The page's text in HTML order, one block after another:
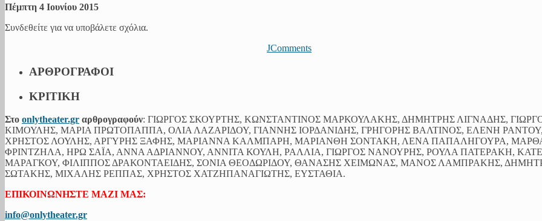
Πέμπτη 4 Ιουνίου 2015
Συνδεθείτε για να υποβάλετε σχόλια.
JComments
ΑΡΘΡΟΓΡΑΦΟΙ
ΚΡΙΤΙΚΗ
Στο onlytheater.gr αρθρογραφούν: ΓΙΩΡΓΟΣ ΣΚΟΥΡΤΗΣ, ΚΩΝΣΤΑΝΤΙΝΟΣ ΜΑΡΚΟΥΛΑΚΗΣ, ΔΗΜΗΤΡΗΣ ΛΙΓΝΑΔΗΣ,
ΚΙΜΟΥΛΗΣ, ΜΑΡΙΑ ΠΡΩΤΟΠΑΠΠΑ, ΟΛΙΑ ΛΑΖΑΡΙΔΟΥ, ΓΙΑΝΝΗΣ ΙΟΡΔΑΝΙΔΗΣ, ΓΡΗΓΟΡΗΣ ΒΑΛΤΙΝΟΣ, ΕΛΕΝΗ ΡΑΝΤΟΥ,
ΧΡΗΣΤΟΣ ΛΟΥΛΗΣ, ΑΡΓΥΡΗΣ ΞΑΦΗΣ, ΜΑΡΙΑΝΝΑ ΚΑΛΜΠΑΡΗ, ΜΑΡΙΑΝΘΗ ΣΟΝΤΑΚΗ, ΛΕΝΑ ΠΑΠΑΛΗΓΟΥΡΑ,
ΦΡΙΝΤΖΗΛΑ, ΗΡΩ ΣΑΪΑ, ΑΝΝΑ ΑΔΡΙΑΝΝΟΥ, ΑΝΝΙΤΑ ΚΟΥΛΗ, ΡΑΛΛΙΑ, ΓΙΩΡΓΟΣ ΝΑΝΟΥΡΗΣ, ΡΟΥΛΑ ΠΑΤΕΡΑΚΗ,
ΜΑΡΑΓΚΟΥ, ΦΙΛΙΠΠΟΣ ΔΡΑΚΟΝΤΑΕΙΔΗΣ, ΣΟΝΙΑ ΘΕΟΔΩΡΙΔΟΥ, ΘΑΝΑΣΗΣ ΧΕΙΜΩΝΑΣ, ΜΑΝΟΣ ΛΑΜΠΡΑΚΗΣ,
ΣΩΤΑΚΗΣ, ΜΙΧΑΛΗΣ ΡΕΠΠΑΣ, ΧΡΗΣΤΟΣ ΧΑΤΖΗΠΑΝΑΓΙΩΤΗΣ, ΕΥΣΤΑΘΙΑ.
ΕΠΙΚΟΙΝΩΝΗΣΤΕ ΜΑΖΙ ΜΑΣ:
info@onlytheater.gr